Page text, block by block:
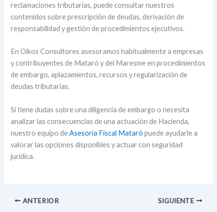
reclamaciones tributarias, puede consultar nuestros
contenidos sobre prescripción de deudas, derivación de
responsabilidad y gestión de procedimientos ejecutivos.
En Oikos Consultores asesoramos habitualmente a empresas
y contribuyentes de Mataró y del Maresme en procedimientos
de embargo, aplazamientos, recursos y regularización de
deudas tributarias.
Si tiene dudas sobre una diligencia de embargo o necesita
analizar las consecuencias de una actuación de Hacienda,
nuestro equipo deAsesoría Fiscal Mataró puede ayudarle a
valorar las opciones disponibles y actuar con seguridad
jurídica.
ANTERIOR SIGUIENTE